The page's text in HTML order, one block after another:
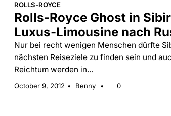
ROLLS-ROYCE
Rolls-Royce Ghost in
Luxus-Limousine nach
Nur bei recht wenigen Menschen dürfte
nächsten Reiseziele zu finden sein und
Reichtum werden in...
October 9, 2012 Benny 0